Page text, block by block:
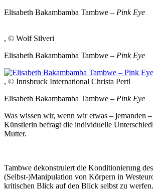
Elisabeth Bakambamba Tambwe – Pink Eye
, © Wolf Silveri
Elisabeth Bakambamba Tambwe – Pink Eye
, © Innsbruck International Christa Pertl
Elisabeth Bakambamba Tambwe – Pink Eye
Was wissen wir, wenn wir etwas – jemanden
Künstlerin befragt die individuelle
Mutter.
Tambwe dekonstruiert die Konditionierung
(Selbst-)Manipulation von Körpern in
kritischen Blick auf den Blick selbst zu werfen.